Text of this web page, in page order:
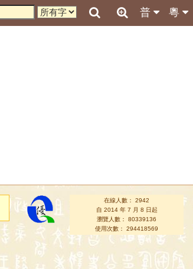
粵
普
在線人數： 2942
自 2014 年 7 月 8 日起
瀏覽人數： 80339136
使用次數： 294418569